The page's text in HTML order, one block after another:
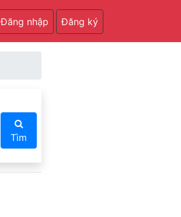
Đăng nhập Đăng ký
Tìm